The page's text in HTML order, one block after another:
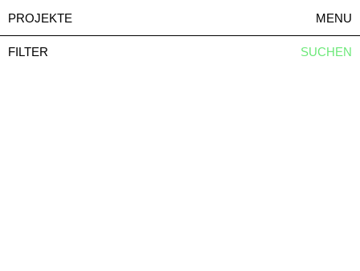
PROJEKTE MENU
FILTER SUCHEN